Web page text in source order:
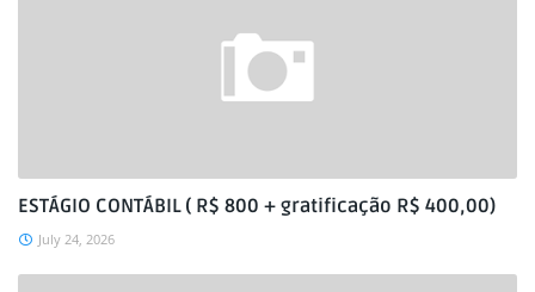
ESTÁGIO CONTÁBIL ( R$ 800 + gratificação R$ 400,00)
July 24, 2026